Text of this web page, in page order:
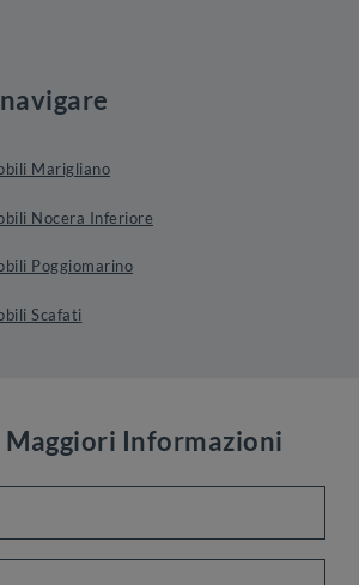
Marigliano
Nocera Inferiore
Poggiomarino
Scafati
Maggiori Informazioni